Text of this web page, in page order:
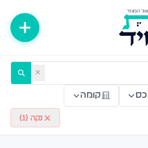
רשות היחיד ✕
קומה
נקה ( 1
)